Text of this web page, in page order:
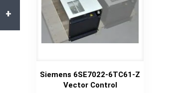
Siemens 6SE7022-6TC61-Z
Vector Control
+